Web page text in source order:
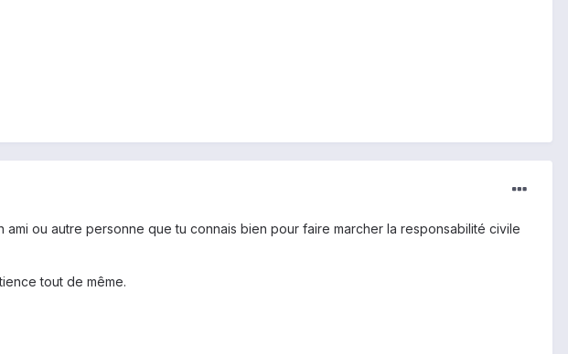
ou autre personne que tu connais bien pour faire marcher la responsabilité civile
tout de même.